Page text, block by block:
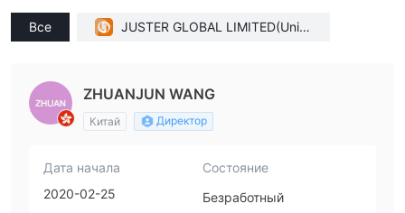
Все
JUSTER GLOBAL LIMITED(Unite
ZHUANJUN WANG
Китай Директор
Дата начала
2020-02-25
Состояние
Безработный